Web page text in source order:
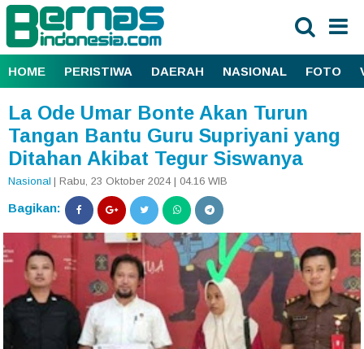
HOME PERISTIWA DAERAH NASIONAL FOTO
La Ode Umar Bonte Akan Turun
Tangan Bantu Guru Supriyani yang
Ditahan Akibat Tegur Siswanya
Nasional | Rabu, 23 Oktober 2024 | 04.16 WIB
Bagikan: